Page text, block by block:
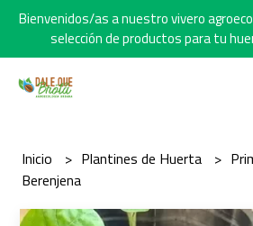
Bienvenidos/as a nuestro vivero
selección de productos para tu
Inicio Plantines de Huerta
Berenjena